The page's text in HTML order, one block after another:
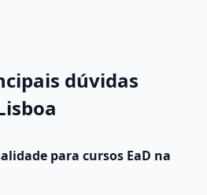
dúvidas
para cursos EaD na